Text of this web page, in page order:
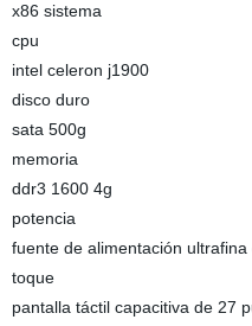
x86 sistema
cpu
intel celeron j1900
disco duro
sata 500g
memoria
ddr3 1600 4g
potencia
fuente de alimentación
toque
pantalla táctil capacitiva de 27